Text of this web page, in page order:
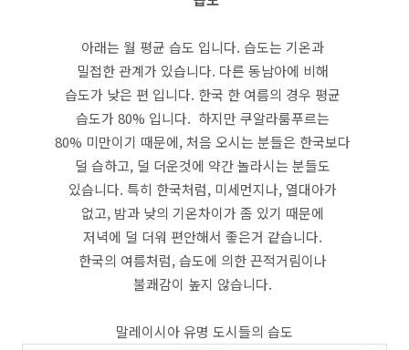
아래는 월 평균 습도 입니다. 습도는 기온과
밀접한 관계가 있습니다. 다른 동남아에 비해
습도가 낮은 편 입니다. 한국 한 여름의 경우 평균
습도가 80% 입니다. 하지만 쿠알라룸푸르는
80% 미만이기 때문에, 처음 오시는 분들은 한국보다
덜 습하고, 덜 더운것에 약간 놀라시는 분들도
있습니다. 특히 한국처럼, 미세먼지나, 열대아가
없고, 밤과 낮의 기온차이가 좀 있기 때문에
저녁에 덜 더워 편안해서 좋은거 같습니다.
한국의 여름처럼, 습도에 의한 끈적거림이나
불쾌감이 높지 않습니다.
말레이시아 유명 도시들의 습도